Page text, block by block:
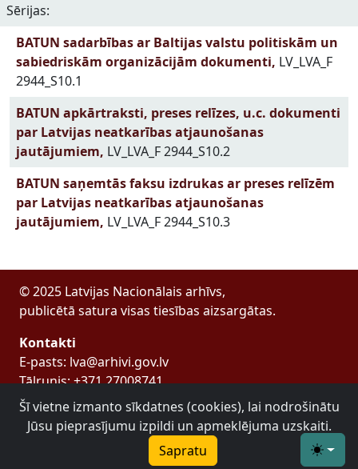
Sērijas:
BATUN sadarbības ar Baltijas valstu politiskām un
sabiedriskām organizācijām dokumenti, LV_LVA_F
2944_S10.1
BATUN apkārtraksti, preses relīzes, u.c. dokumenti
par Latvijas neatkarības atjaunošanas
jautājumiem, LV_LVA_F 2944_S10.2
BATUN saņemtās faksu izdrukas ar preses relīzēm
par Latvijas neatkarības atjaunošanas
jautājumiem, LV_LVA_F 2944_S10.3
© 2025 Latvijas Nacionālais arhīvs,
publicētā satura visas tiesības aizsargātas.
Kontakti
E-pasts: lva@arhivi.gov.lv
Tālrunis: +371 27008741
Bezdelīgu 1A, Rīga
Latvijas Valsts arhīvs
Šī vietne izmanto sīkdatnes (cookies), lai nodrošinātu
Jūsu pieprasījumu izpildi un apmeklējuma uzskaiti.
Sapratu